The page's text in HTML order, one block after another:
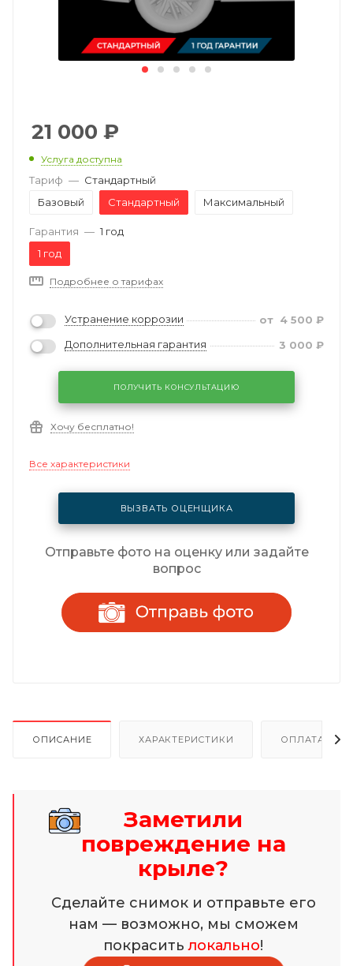
21 000 ₽
Услуга доступна
Тариф — Стандартный
Базовый
Стандартный Максимальный
Гарантия — 1 год
1 год
Подробнее о тарифах
Устранение коррозии от 4 500 ₽
Дополнительная гарантия
3 000 ₽
ПОЛУЧИТЬ КОНСУЛЬТАЦИЮ
Хочу бесплатно!
Все характеристики
ВЫЗВАТЬ ОЦЕНЩИКА
Отправьте фото на оценку или задайте
вопрос
ОПИСАНИЕ ХАРАКТЕРИСТИКИ ОПЛАТА И
Заметили
повреждение на
крыле?
Сделайте снимок и отправьте его
нам — возможно, мы сможем
покраситьлокально!